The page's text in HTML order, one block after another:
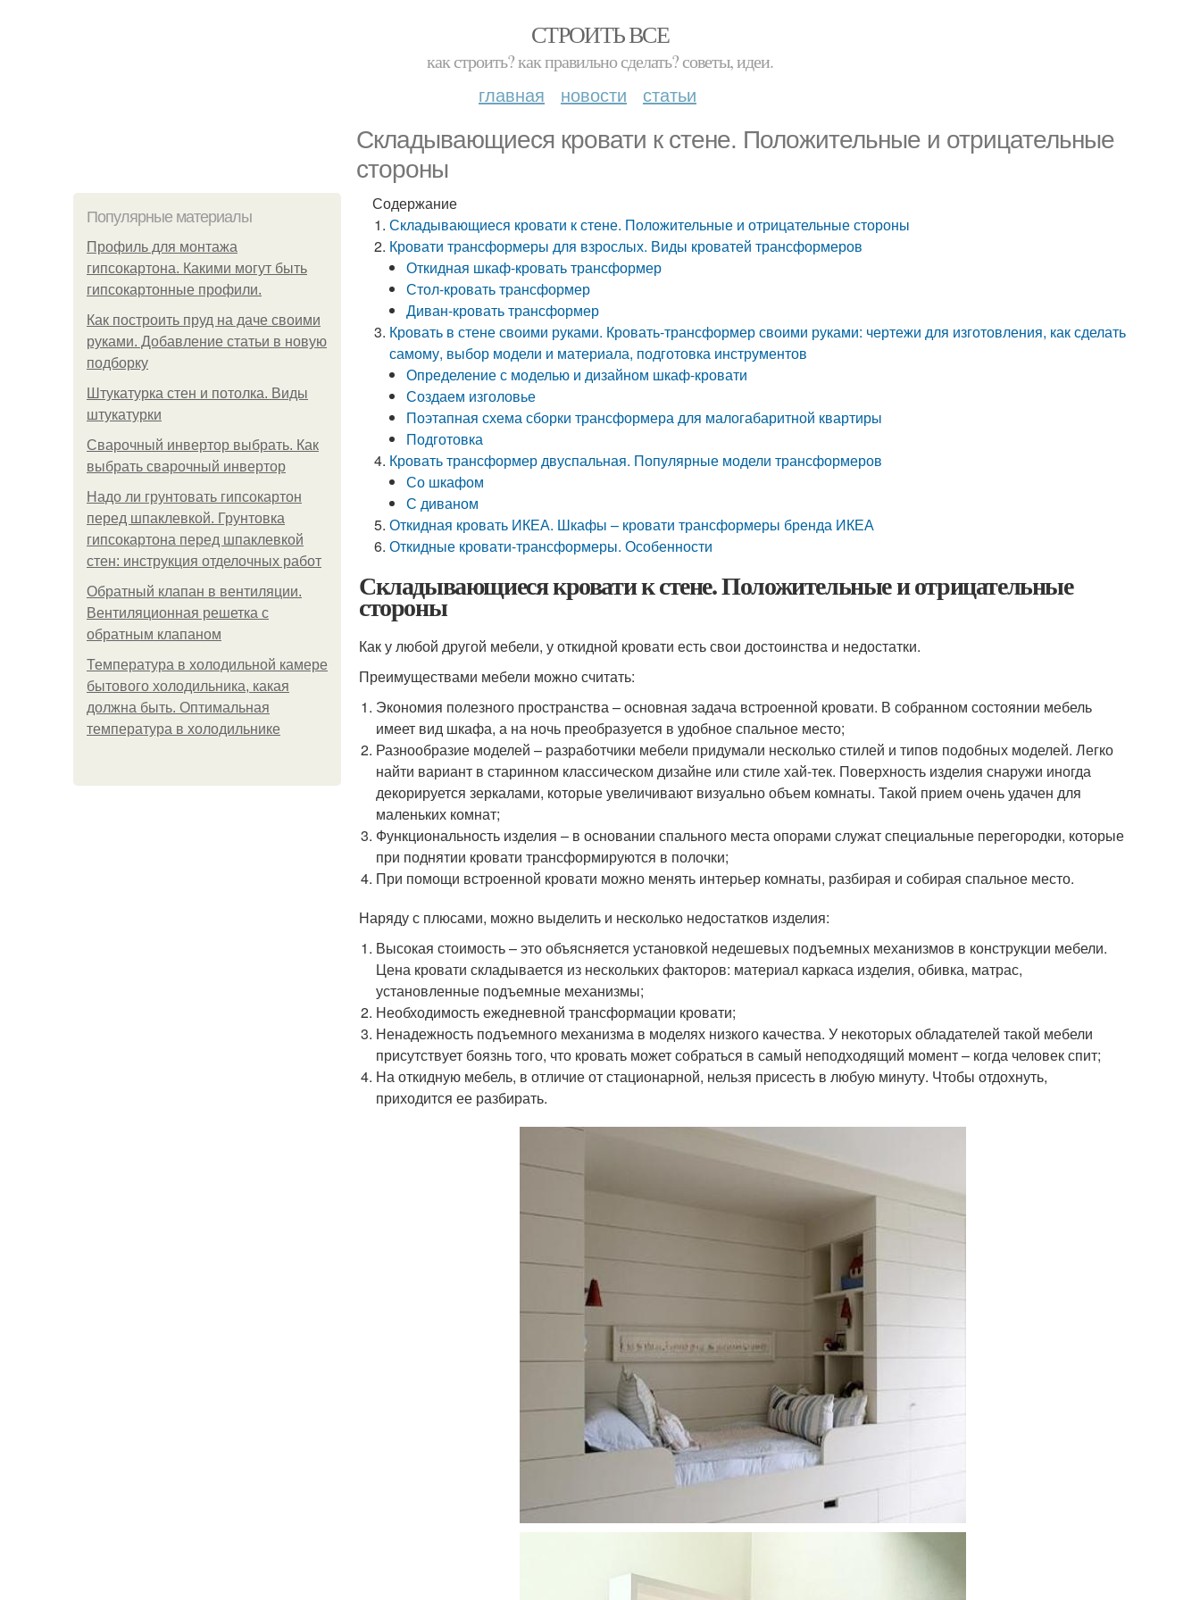
СТРОИТЬ ВСЕ
как строить? как правильно сделать? советы, идеи.
главная новости статьи
Складывающиеся кровати к стене. Положительные и отрицательные
стороны
Популярные материалы
Профиль для монтажа
гипсокартона. Какими могут быть
гипсокартонные профили.
Как построить пруд на даче своими
руками. Добавление статьи в новую
подборку
Штукатурка стен и потолка. Виды
штукатурки
Сварочный инвертор выбрать. Как
выбрать сварочный инвертор
Надо ли грунтовать гипсокартон
перед шпаклевкой. Грунтовка
гипсокартона перед шпаклевкой
стен: инструкция отделочных работ
Обратный клапан в вентиляции.
Вентиляционная решетка с
обратным клапаном
Температура в холодильной камере
бытового холодильника, какая
должна быть. Оптимальная
температура в холодильнике
Содержание
Складывающиеся кровати к стене. Положительные и отрицательные стороны
Кровати трансформеры для взрослых. Виды кроватей трансформеров
Откидная шкаф-кровать трансформер
Стол-кровать трансформер
Диван-кровать трансформер
Кровать в стене своими руками. Кровать-трансформер своими руками: чертежи для изготовления, как сделать
самому, выбор модели и материала, подготовка инструментов
Определение с моделью и дизайном шкаф-кровати
Создаем изголовье
Поэтапная схема сборки трансформера для малогабаритной квартиры
Подготовка
Кровать трансформер двуспальная. Популярные модели трансформеров
Со шкафом
С диваном
Откидная кровать ИКЕА. Шкафы – кровати трансформеры бренда ИКЕА
Откидные кровати-трансформеры. Особенности
Складывающиеся кровати к стене. Положительные и отрицательные
стороны
Как у любой другой мебели, у откидной кровати есть свои достоинства и недостатки.
Преимуществами мебели можно считать:
Экономия полезного пространства – основная задача встроенной кровати. В собранном состоянии мебель
имеет вид шкафа, а на ночь преобразуется в удобное спальное место;
Разнообразие моделей – разработчики мебели придумали несколько стилей и типов подобных моделей. Легко
найти вариант в старинном классическом дизайне или стиле хай-тек. Поверхность изделия снаружи иногда
декорируется зеркалами, которые увеличивают визуально объем комнаты. Такой прием очень удачен для
маленьких комнат;
Функциональность изделия – в основании спального места опорами служат специальные перегородки, которые
при поднятии кровати трансформируются в полочки;
При помощи встроенной кровати можно менять интерьер комнаты, разбирая и собирая спальное место.
Наряду с плюсами, можно выделить и несколько недостатков изделия:
Высокая стоимость – это объясняется установкой недешевых подъемных механизмов в конструкции мебели.
Цена кровати складывается из нескольких факторов: материал каркаса изделия, обивка, матрас,
установленные подъемные механизмы;
Необходимость ежедневной трансформации кровати;
Ненадежность подъемного механизма в моделях низкого качества. У некоторых обладателей такой мебели
присутствует боязнь того, что кровать может собраться в самый неподходящий момент – когда человек спит;
На откидную мебель, в отличие от стационарной, нельзя присесть в любую минуту. Чтобы отдохнуть,
приходится ее разбирать.